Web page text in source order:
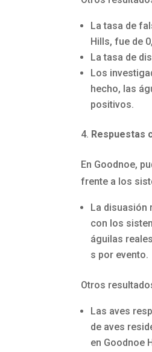
La tasa de
Hills, fue de
La tasa de
Los
hecho, las
positivos.
Respuestas
En Goodnoe,
frente a los
La disuasión
con los
águilas
s por evento.
Otros
Las aves
de aves
en Goodnoe